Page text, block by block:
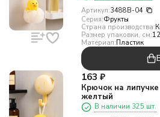
Артикул:3488B-04
Серия:Фрукты
Страна производства:
Размер упаковки, см:
Материал:Пластик
163 ₽
Крючок на
желтый
В наличии 325 шт.